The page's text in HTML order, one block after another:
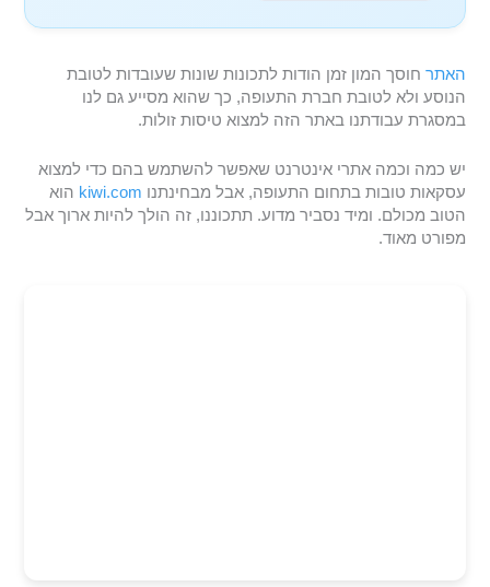
האתר חוסך המון זמן הודות לתכונות שונות שעובדות לטובת
הנוסע ולא לטובת חברת התעופה, כך שהוא מסייע גם לנו
במסגרת עבודתנו באתר הזה למצוא טיסות זולות.
יש כמה וכמה אתרי אינטרנט שאפשר להשתמש בהם כדי למצוא
עסקאות טובות בתחום התעופה, אבל מבחינתנו kiwi.com הוא
הטוב מכולם. ומיד נסביר מדוע. תתכוננו, זה הולך להיות ארוך אבל
מפורט מאוד.